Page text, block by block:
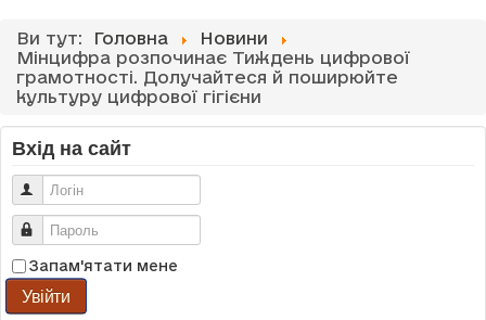
Ви тут: Головна
Новини
Мінцифра розпочинає Тиждень цифрової
грамотності. Долучайтеся й поширюйте
культуру цифрової гігієни
Вхід на сайт
Логін
Пароль
Запам'ятати мене
Увійти